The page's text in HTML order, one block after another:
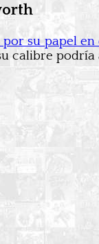
su papel
calibre podría